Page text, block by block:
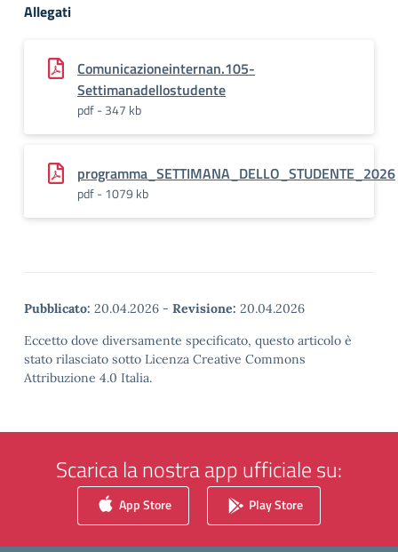
Allegati
Comunicazioneinternan.105-
Settimanadellostudente
pdf - 347 kb
programma_SETTIMANA_DELLO_STUDENTE_2026
pdf - 1079 kb
Pubblicato: 20.04.2026 - Revisione: 20.04.2026
Eccetto dove diversamente specificato, questo articolo è
stato rilasciato sotto Licenza Creative Commons
Attribuzione 4.0 Italia.
Scarica la nostra app ufficiale su:
App Store Play Store